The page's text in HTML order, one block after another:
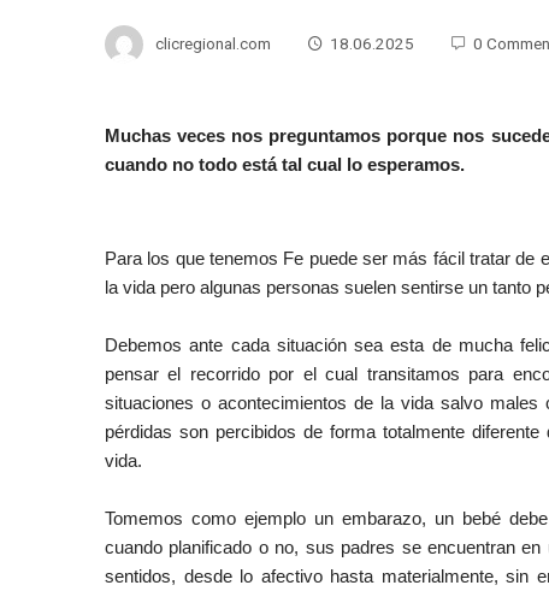
clicregional.com 18.06.2025 0
Muchas veces nos preguntamos porque nos
cuando no todo está tal cual lo esperamos.
Para los que tenemos Fe puede ser más fácil tratar
la vida pero algunas personas suelen sentirse un tanto
Debemos ante cada situación sea esta de mucha
pensar el recorrido por el cual transitamos para
situaciones o acontecimientos de la vida salvo
pérdidas son percibidos de forma totalmente
vida.
Tomemos como ejemplo un embarazo, un bebé
cuando planificado o no, sus padres se encuentran
sentidos, desde lo afectivo hasta materialmente, sin